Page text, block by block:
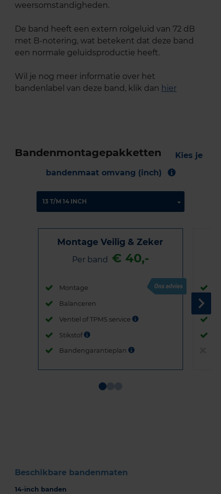
weersomstandigheden.
De band heeft een extern rolgeluid van 72 dB
met B-notering, wat betekent dat deze band
een normale geluidsproductie heeft.
Wil je nog meer informatie over het
bandenlabel van deze band, klik dan hier
Bandenmontagepakketten
Kies je
bandenmaat omvang (inch)
Montage Veilig & Zeker
Per band € 40,-
Montage
Balanceren
Ventiel of TPMS service
Stikstof
Bandengarantieplan
Beschikbare bandenmaten
14-inch banden